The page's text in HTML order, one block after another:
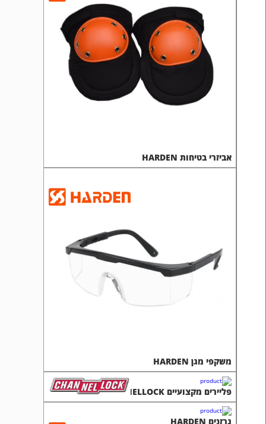
אביזרי בטיחות HARDEN
משקפי מגן HARDEN
פליירים מקצועיים CHANNELLOCK
גרזנים HARDEN